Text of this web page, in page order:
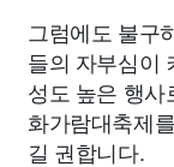
그럼에도 불구
들의 자부심이
성도 높은 행사
화가람대축제
길 권합니다.